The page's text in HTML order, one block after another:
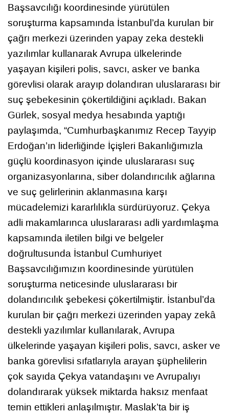
Başsavcılığı koordinesinde yürütülen
soruşturma kapsamında İstanbul’da kurulan bir
çağrı merkezi üzerinden yapay zeka destekli
yazılımlar kullanarak Avrupa ülkelerinde
yaşayan kişileri polis, savcı, asker ve banka
görevlisi olarak arayıp dolandıran uluslararası bir
suç şebekesinin çökertildiğini açıkladı. Bakan
Gürlek, sosyal medya hesabında yaptığı
paylaşımda, “Cumhurbaşkanımız Recep Tayyip
Erdoğan’ın liderliğinde İçişleri Bakanlığımızla
güçlü koordinasyon içinde uluslararası suç
organizasyonlarına, siber dolandırıcılık ağlarına
ve suç gelirlerinin aklanmasına karşı
mücadelemizi kararlılıkla sürdürüyoruz. Çekya
adli makamlarınca uluslararası adli yardımlaşma
kapsamında iletilen bilgi ve belgeler
doğrultusunda İstanbul Cumhuriyet
Başsavcılığımızın koordinesinde yürütülen
soruşturma neticesinde uluslararası bir
dolandırıcılık şebekesi çökertilmiştir. İstanbul’da
kurulan bir çağrı merkezi üzerinden yapay zekâ
destekli yazılımlar kullanılarak, Avrupa
ülkelerinde yaşayan kişileri polis, savcı, asker ve
banka görevlisi sıfatlarıyla arayan şüphelilerin
çok sayıda Çekya vatandaşını ve Avrupalıyı
dolandırarak yüksek miktarda haksız menfaat
temin ettikleri anlaşılmıştır. Maslak’ta bir iş